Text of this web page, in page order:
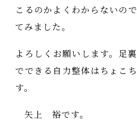
こるのかよくわからないの
てみました。
よろしくお願いします。足
でできる自力整体はちょこ
す。
矢上 裕です。